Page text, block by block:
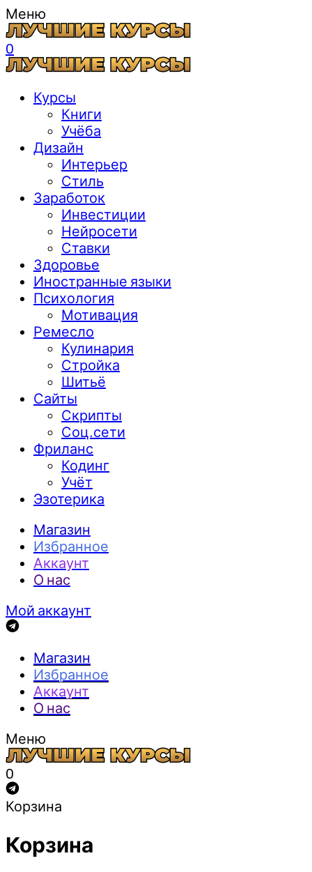
Меню
0
Курсы
Книги
Учёба
Дизайн
Интерьер
Стиль
Заработок
Инвестиции
Нейросети
Ставки
Здоровье
Иностранные языки
Психология
Мотивация
Ремесло
Кулинария
Стройка
Шитьё
Сайты
Скрипты
Соц.сети
Фриланс
Кодинг
Учёт
Эзотерика
Магазин
Избранное
Аккаунт
О нас
Мой аккаунт
Магазин
Избранное
Аккаунт
О нас
Меню
0
Корзина
Корзина